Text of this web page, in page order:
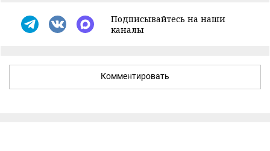
Подписывайтесь на наши
каналы
Комментировать